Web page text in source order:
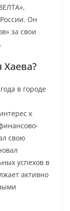
Он
за свои
Хаева?
в городе
к
свою
успехов в
активно